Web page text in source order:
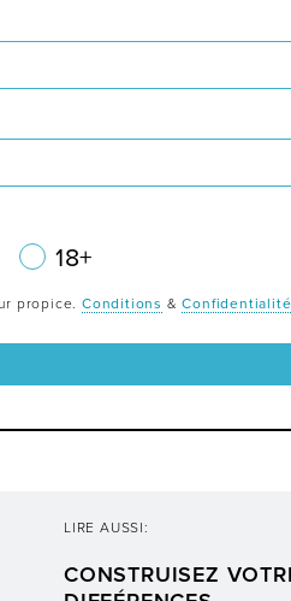
18+
propice. Conditions &Confidentialité
LIRE AUSSI:
CONSTRUISEZ